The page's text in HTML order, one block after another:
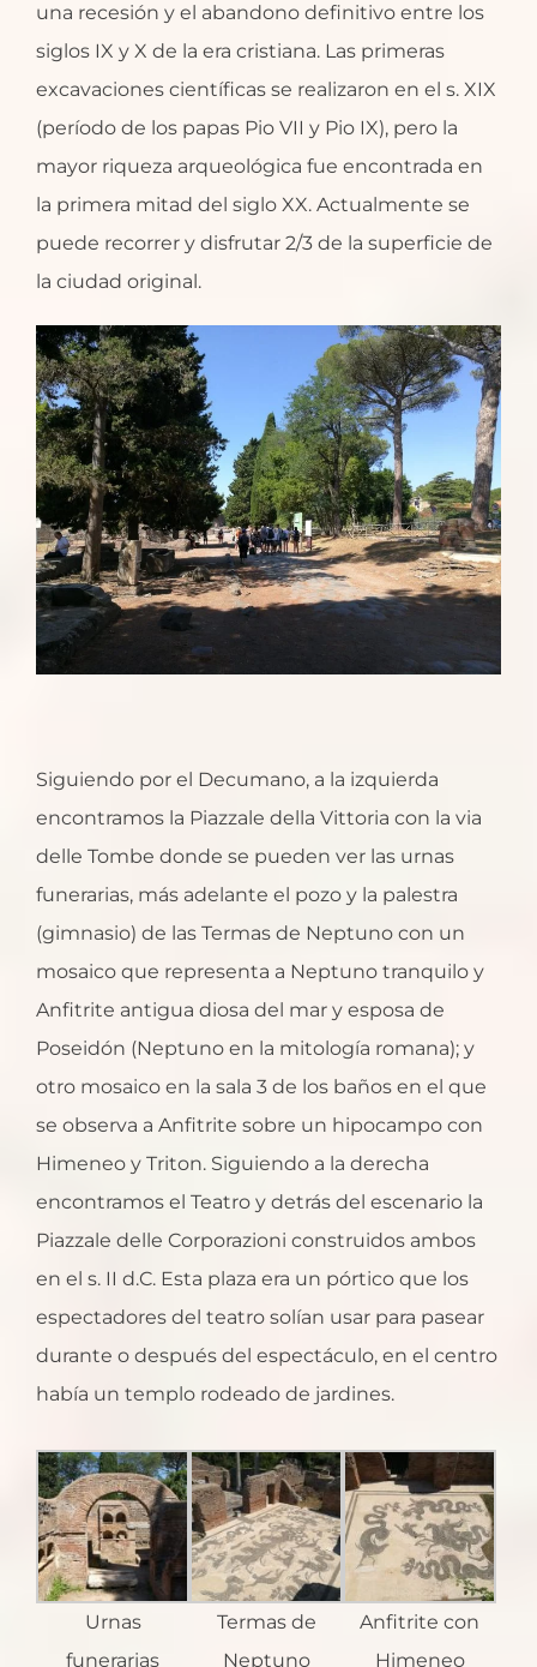
una recesión y el abandono definitivo entre los
siglos IX y X de la era cristiana. Las primeras
excavaciones científicas se realizaron en el s. XIX
(período de los papas Pio VII y Pio IX), pero la
mayor riqueza arqueológica fue encontrada en
la primera mitad del siglo XX. Actualmente se
puede recorrer y disfrutar 2/3 de la superficie de
la ciudad original.
Siguiendo por el Decumano, a la izquierda
encontramos la Piazzale della Vittoria con la via
delle Tombe donde se pueden ver las urnas
funerarias, más adelante el pozo y la palestra
(gimnasio) de las Termas de Neptuno con un
mosaico que representa a Neptuno tranquilo y
Anfitrite antigua diosa del mar y esposa de
Poseidón (Neptuno en la mitología romana); y
otro mosaico en la sala 3 de los baños en el que
se observa a Anfitrite sobre un hipocampo con
Himeneo y Triton. Siguiendo a la derecha
encontramos el Teatro y detrás del escenario la
Piazzale delle Corporazioni construidos ambos
en el s. II d.C. Esta plaza era un pórtico que los
espectadores del teatro solían usar para pasear
durante o después del espectáculo, en el centro
había un templo rodeado de jardines.
Urnas
funerarias
Termas de
Neptuno
Anfitrite con
Himeneo